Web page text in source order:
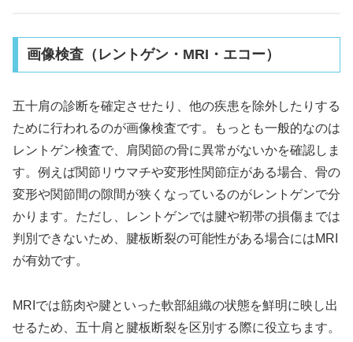
画像検査（レントゲン・MRI・エコー）
五十肩の診断を確定させたり、他の疾患を除外したりする
ために行われるのが画像検査です。もっとも一般的なのは
レントゲン検査で、肩関節の骨に異常がないかを確認しま
す。例えば関節リウマチや変形性関節症がある場合、骨の
変形や関節間の隙間が狭くなっているのがレントゲンで分
かります。ただし、レントゲンでは腱や靭帯の損傷までは
判別できないため、腱板断裂の可能性がある場合にはMRI
が有効です。
MRIでは筋肉や腱といった軟部組織の状態を鮮明に映し出
せるため、五十肩と腱板断裂を区別する際に役立ちます。